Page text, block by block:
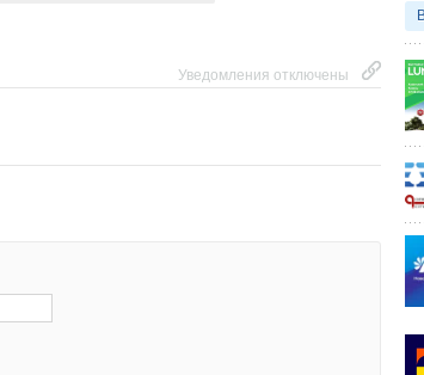
Уведомления отключены